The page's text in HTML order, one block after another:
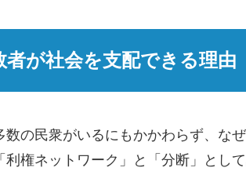
者が社会を支配できる理由
数の民衆がいるにもかかわらず、な
利権ネットワーク」と「分断」として